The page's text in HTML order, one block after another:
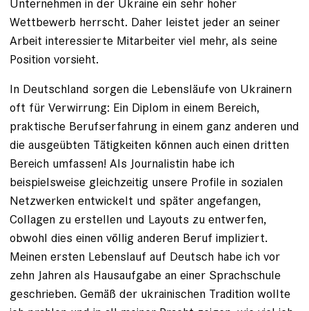
Unternehmen in der Ukraine ein sehr hoher
Wettbewerb herrscht. Daher leistet jeder an seiner
Arbeit interessierte Mitarbeiter viel mehr, als seine
Position vorsieht.
In Deutschland sorgen die Lebensläufe von Ukrainern
oft für Verwirrung: Ein Diplom in einem Bereich,
praktische Berufserfahrung in einem ganz anderen und
die ausgeübten Tätigkeiten können auch einen dritten
Bereich umfassen! Als Journalistin habe ich
beispielsweise gleichzeitig unsere Profile in sozialen
Netzwerken entwickelt und später angefangen,
Collagen zu erstellen und Layouts zu entwerfen,
obwohl dies einen völlig anderen Beruf impliziert.
Meinen ersten Lebenslauf auf Deutsch habe ich vor
zehn Jahren als Hausaufgabe an einer Sprachschule
geschrieben. Gemäß der ukrainischen Tradition wollte